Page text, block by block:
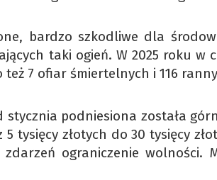
bardzo szkodliwe dla
taki ogień. W 2025 roku w
też 7 ofiar śmiertelnych i 116
podniesiona została
tysięcy złotych do 30 tysięcy
ograniczenie wolności.